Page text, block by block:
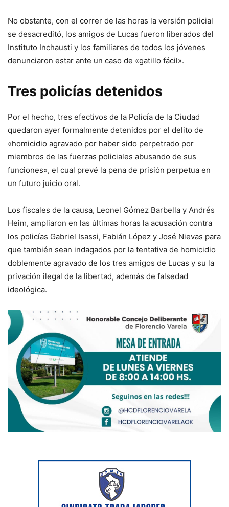
No obstante, con el correr de las horas la versión policial
se desacreditó, los amigos de Lucas fueron liberados del
Instituto Inchausti y los familiares de todos los jóvenes
denunciaron estar ante un caso de «gatillo fácil».
Tres policías detenidos
Por el hecho, tres efectivos de la Policía de la Ciudad
quedaron ayer formalmente detenidos por el delito de
«homicidio agravado por haber sido perpetrado por
miembros de las fuerzas policiales abusando de sus
funciones», el cual prevé la pena de prisión perpetua en
un futuro juicio oral.
Los fiscales de la causa, Leonel Gómez Barbella y Andrés
Heim, ampliaron en las últimas horas la acusación contra
los policías Gabriel Isassi, Fabián López y José Nievas para
que también sean indagados por la tentativa de homicidio
doblemente agravado de los tres amigos de Lucas y su la
privación ilegal de la libertad, además de falsedad
ideológica.